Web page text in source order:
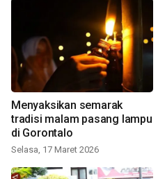
Menyaksikan semarak
tradisi malam pasang lampu
di Gorontalo
Selasa, 17 Maret 2026